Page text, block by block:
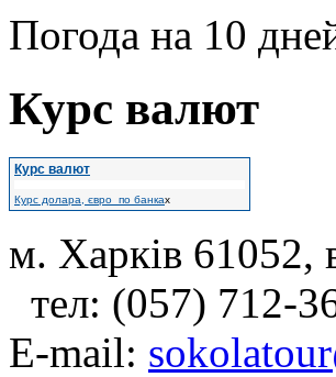
Погода на 10
Курс валют
Курс валют
Курс долара, євро по банках
м. Харків 61052,
тел: (057) 712-
E-mail: